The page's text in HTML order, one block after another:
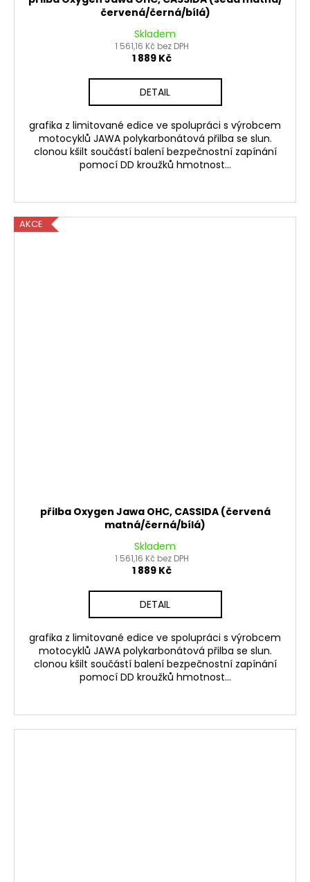
červená/černá/bílá)
Skladem
1 561,16 Kč bez DPH
1 889 Kč
DETAIL
grafika z limitované edice ve spolupráci s výrobcem
motocyklů JAWA polykarbonátová přilba se slun.
clonou kšilt součástí balení bezpečnostní zapínání
pomocí DD kroužků hmotnost...
AKCE
přilba Oxygen Jawa OHC, CASSIDA (červená
matná/černá/bílá)
Skladem
1 561,16 Kč bez DPH
1 889 Kč
DETAIL
grafika z limitované edice ve spolupráci s výrobcem
motocyklů JAWA polykarbonátová přilba se slun.
clonou kšilt součástí balení bezpečnostní zapínání
pomocí DD kroužků hmotnost...